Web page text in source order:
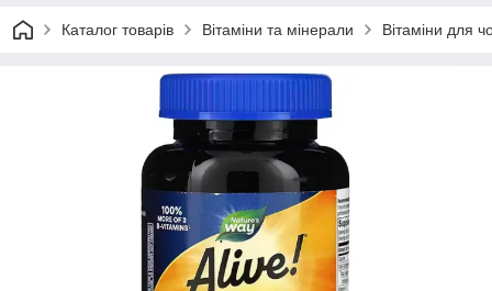
Каталог товарів Вітаміни та мінерали Вітаміни для